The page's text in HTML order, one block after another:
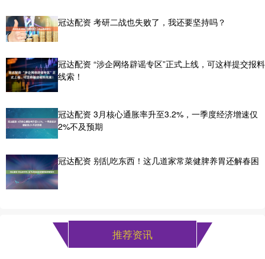
冠达配资 考研二战也失败了，我还要坚持吗？
冠达配资 “涉企网络辟谣专区”正式上线，可这样提交报料
线索！
冠达配资 3月核心通胀率升至3.2%，一季度经济增速仅
2%不及预期
冠达配资 别乱吃东西！这几道家常菜健脾养胃还解春困
推荐资讯